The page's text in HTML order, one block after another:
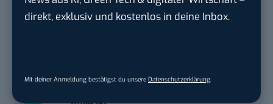
direkt, exklusiv und kostenlos in deine Inbox.
Mit deiner Anmeldung bestätigst du unsere Datenschutzerklärung
Praktikant*in – Social Media
Management...